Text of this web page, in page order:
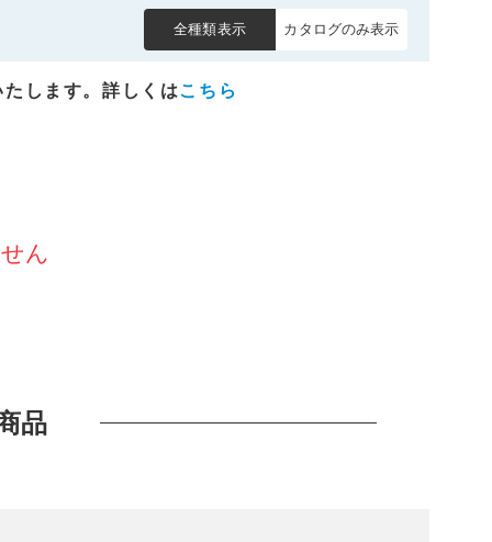
全種類表示 カタログのみ表示
します。詳しくはこちら
ん
品